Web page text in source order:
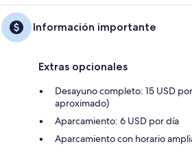
Información importante
Extras opcionales
Desayuno completo: 15 USD
aproximado)
Aparcamiento: 6 USD por día
Aparcamiento con horario